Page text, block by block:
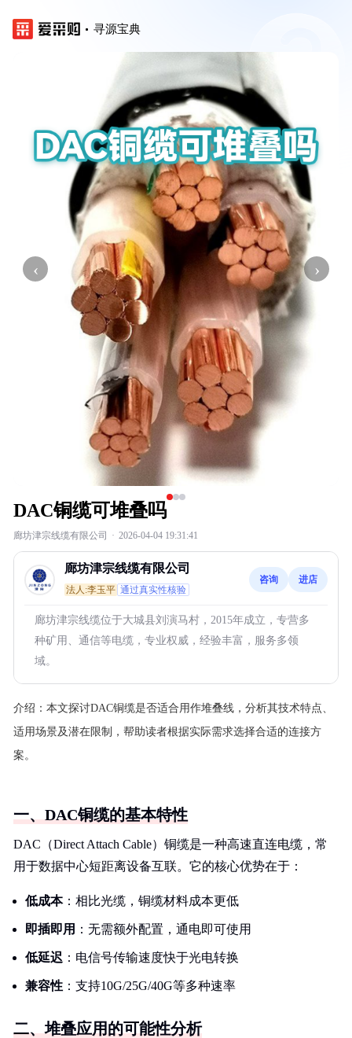
寻源宝典
‹ ›
DAC铜缆可堆叠吗
廊坊津宗线缆有限公司 · 2026-04-04 19:31:41
廊坊津宗线缆有限公司
法人:李玉平 通过真实性核验
咨询 进店
廊坊津宗线缆位于大城县刘演马村，2015年成立，专营多
种矿用、通信等电缆，专业权威，经验丰富，服务多领
域。
介绍： 本文探讨DAC铜缆是否适合用作堆叠线，分析其技术特点、
适用场景及潜在限制，帮助读者根据实际需求选择合适的连接方
案。
一、DAC铜缆的基本特性
DAC（Direct Attach Cable）铜缆是一种高速直连电缆，常
用于数据中心短距离设备互联。它的核心优势在于：
低成本：相比光缆，铜缆材料成本更低
即插即用 ：无需额外配置，通电即可使用
低延迟 ：电信号传输速度快于光电转换
兼容性 ：支持10G/25G/40G等多种速率
二、堆叠应用的可能性分析